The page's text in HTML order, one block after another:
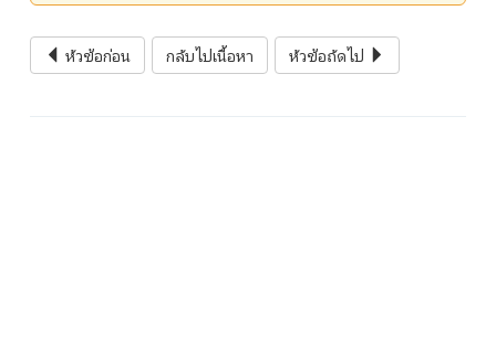
หัวข้อก่อน กลับไปเนื้อหา หัวข้อถัดไป